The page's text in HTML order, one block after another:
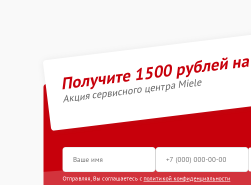
Получите 1500 рублей
Акция сервисного центра Miele
Отправляя, Вы соглашаетесь с политикой конфиденциальности